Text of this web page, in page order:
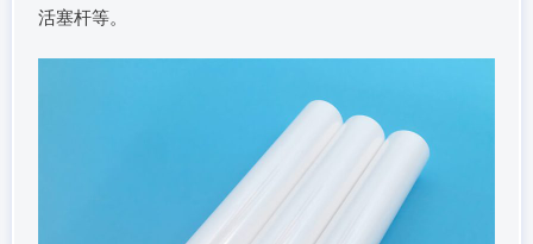
活塞杆等。